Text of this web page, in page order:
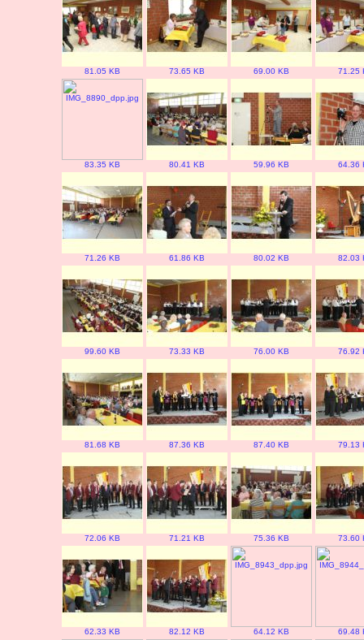
81.05 KB 73.65 KB 69.00 KB 71.25
83.35 KB 80.41 KB 59.96 KB 64.36
71.26 KB 61.86 KB 80.02 KB 82.03
99.60 KB 73.33 KB 76.00 KB 76.92
81.68 KB 87.36 KB 87.40 KB 79.13
72.06 KB 71.21 KB 75.36 KB 73.60
62.33 KB 82.12 KB 64.12 KB 69.48